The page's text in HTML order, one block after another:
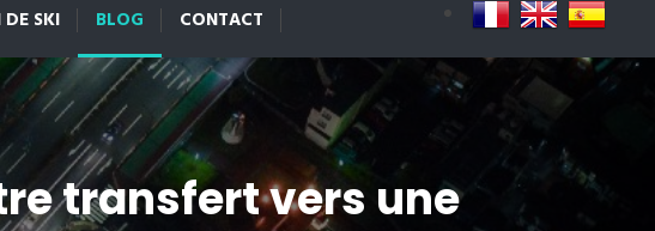
SKI BLOG CONTACT
transfert vers une